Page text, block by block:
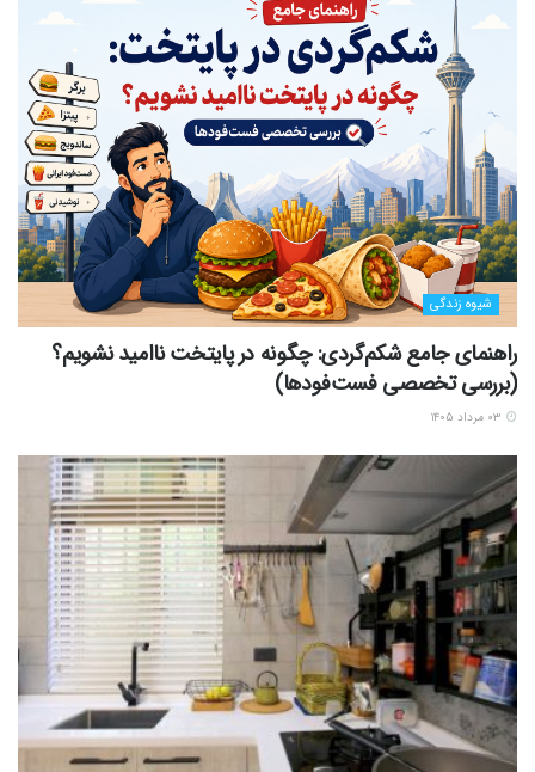
شیوه زندگی
راهنمای جامع شکم‌گردی: چگونه در پایتخت ناامید نشویم؟
(بررسی تخصصی فست‌فودها)